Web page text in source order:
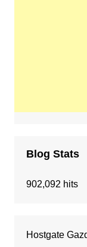
Blog Stats
902,092 hits
Hostgate